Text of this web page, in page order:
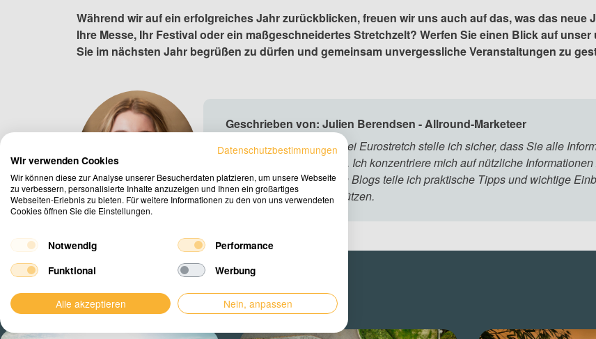
Während wir auf ein erfolgreiches Jahr zurückblicken, freuen wir uns auch auf das, was das neue
Ihre Messe, Ihr Festival oder ein maßgeschneidertes Stretchzelt? Werfen Sie einen Blick auf
Sie im nächsten Jahr begrüßen zu dürfen und gemeinsam unvergessliche Veranstaltungen zu
Geschrieben von: Julien Berendsen - Allround-Marketeer
Als Allround-Marketeer bei Eurostretch stelle ich sicher, dass Sie alle
Stretchzelt auszuwählen. Ich konzentriere mich auf nützliche
unserer Zelte. In unseren Blogs teile ich praktische Tipps und wichtige
Veranstaltung zu unterstützen.
Datenschutzbestimmungen
Wir verwenden Cookies
Wir können diese zur Analyse unserer Besucherdaten platzieren, um unsere Webseite
zu verbessern, personalisierte Inhalte anzuzeigen und Ihnen ein großartiges
Webseiten-Erlebnis zu bieten. Für weitere Informationen zu den von uns verwendeten
Cookies öffnen Sie die Einstellungen.
Notwendig
Performance
Funktional
Werbung
Alle akzeptieren Nein, anpassen